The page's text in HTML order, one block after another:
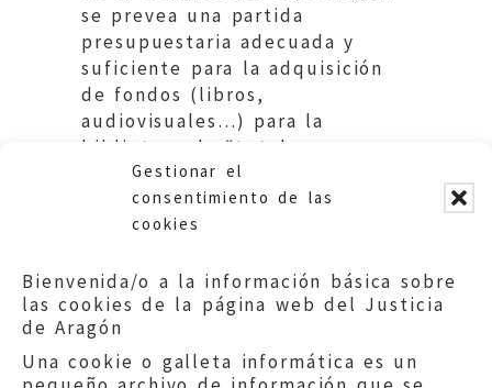
Gestionar el
consentimiento de las
cookies
Bienvenida/o a la información básica sobre
las cookies de la página web del Justicia
de Aragón
Una cookie o galleta informática es un
se prevea una partida
presupuestaria adecuada y
suficiente para la adquisición
de fondos (libros,
audiovisuales…) para la
biblioteca de “tutela
autonómica” de Alcañiz.